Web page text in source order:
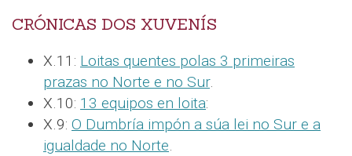
CRÓNICAS DOS XUVENÍS
X.11: Loitas quentes polas 3 primeiras
prazas no Norte e no Sur.
X.10: 13 equipos en loita:
X.9: O Dumbría impón a súa lei no Sur e a
igualdade no Norte.